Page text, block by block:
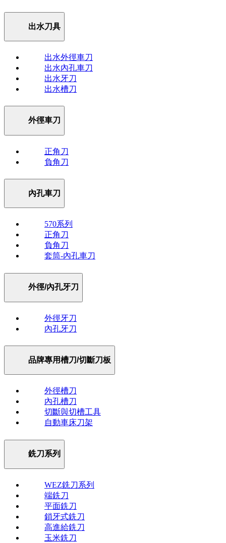
出水刀具
出水外徑車刀
出水內孔車刀
出水牙刀
出水槽刀
外徑車刀
正角刀
負角刀
內孔車刀
570系列
正角刀
負角刀
套筒-內孔車刀
外徑/內孔牙刀
外徑牙刀
內孔牙刀
品牌專用槽刀/切斷刀板
外徑槽刀
內孔槽刀
切斷與切槽工具
自動車床刀架
銑刀系列
WEZ銑刀系列
端銑刀
平面銑刀
鎖牙式銑刀
高進給銑刀
玉米銑刀